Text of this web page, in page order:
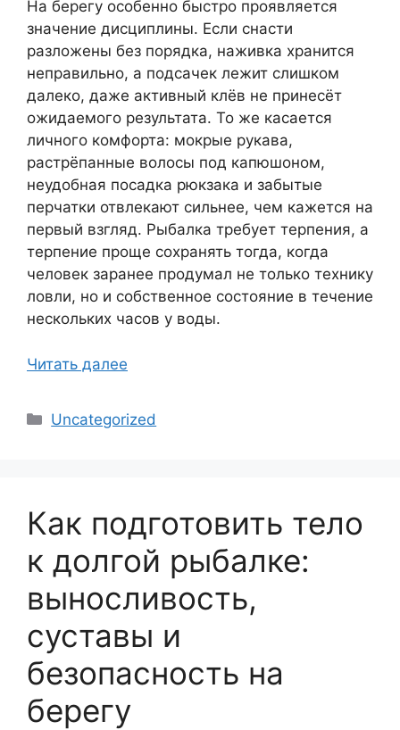
На берегу особенно быстро проявляется
значение дисциплины. Если снасти
разложены без порядка, наживка хранится
неправильно, а подсачек лежит слишком
далеко, даже активный клёв не принесёт
ожидаемого результата. То же касается
личного комфорта: мокрые рукава,
растрёпанные волосы под капюшоном,
неудобная посадка рюкзака и забытые
перчатки отвлекают сильнее, чем кажется на
первый взгляд. Рыбалка требует терпения, а
терпение проще сохранять тогда, когда
человек заранее продумал не только технику
ловли, но и собственное состояние в течение
нескольких часов у воды.
Читать далее
Рубрики
Uncategorized
Как подготовить тело
к долгой рыбалке:
выносливость,
суставы и
безопасность на
берегу